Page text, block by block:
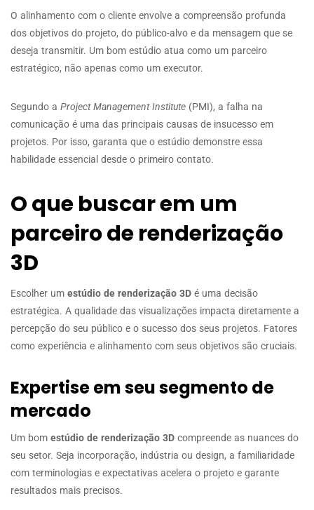
O alinhamento com o cliente envolve a compreensão profunda
dos objetivos do projeto, do público-alvo e da mensagem que se
deseja transmitir. Um bom estúdio atua como um parceiro
estratégico, não apenas como um executor.
Segundo a Project Management Institute (PMI), a falha na
comunicação é uma das principais causas de insucesso em
projetos. Por isso, garanta que o estúdio demonstre essa
habilidade essencial desde o primeiro contato.
O que buscar em um
parceiro de renderização
3D
Escolher um estúdio de renderização 3D é uma decisão
estratégica. A qualidade das visualizações impacta diretamente a
percepção do seu público e o sucesso dos seus projetos. Fatores
como experiência e alinhamento com seus objetivos são cruciais.
Expertise em seu segmento de
mercado
Um bom estúdio de renderização 3D compreende as nuances do
seu setor. Seja incorporação, indústria ou design, a familiaridade
com terminologias e expectativas acelera o projeto e garante
resultados mais precisos.